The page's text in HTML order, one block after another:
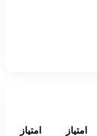
امتیاز امتیاز